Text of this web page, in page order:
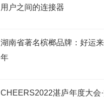
用户之间的连接器
湖南省著名槟榔品牌：好运
年
CHEERS2022湛庐年度大会